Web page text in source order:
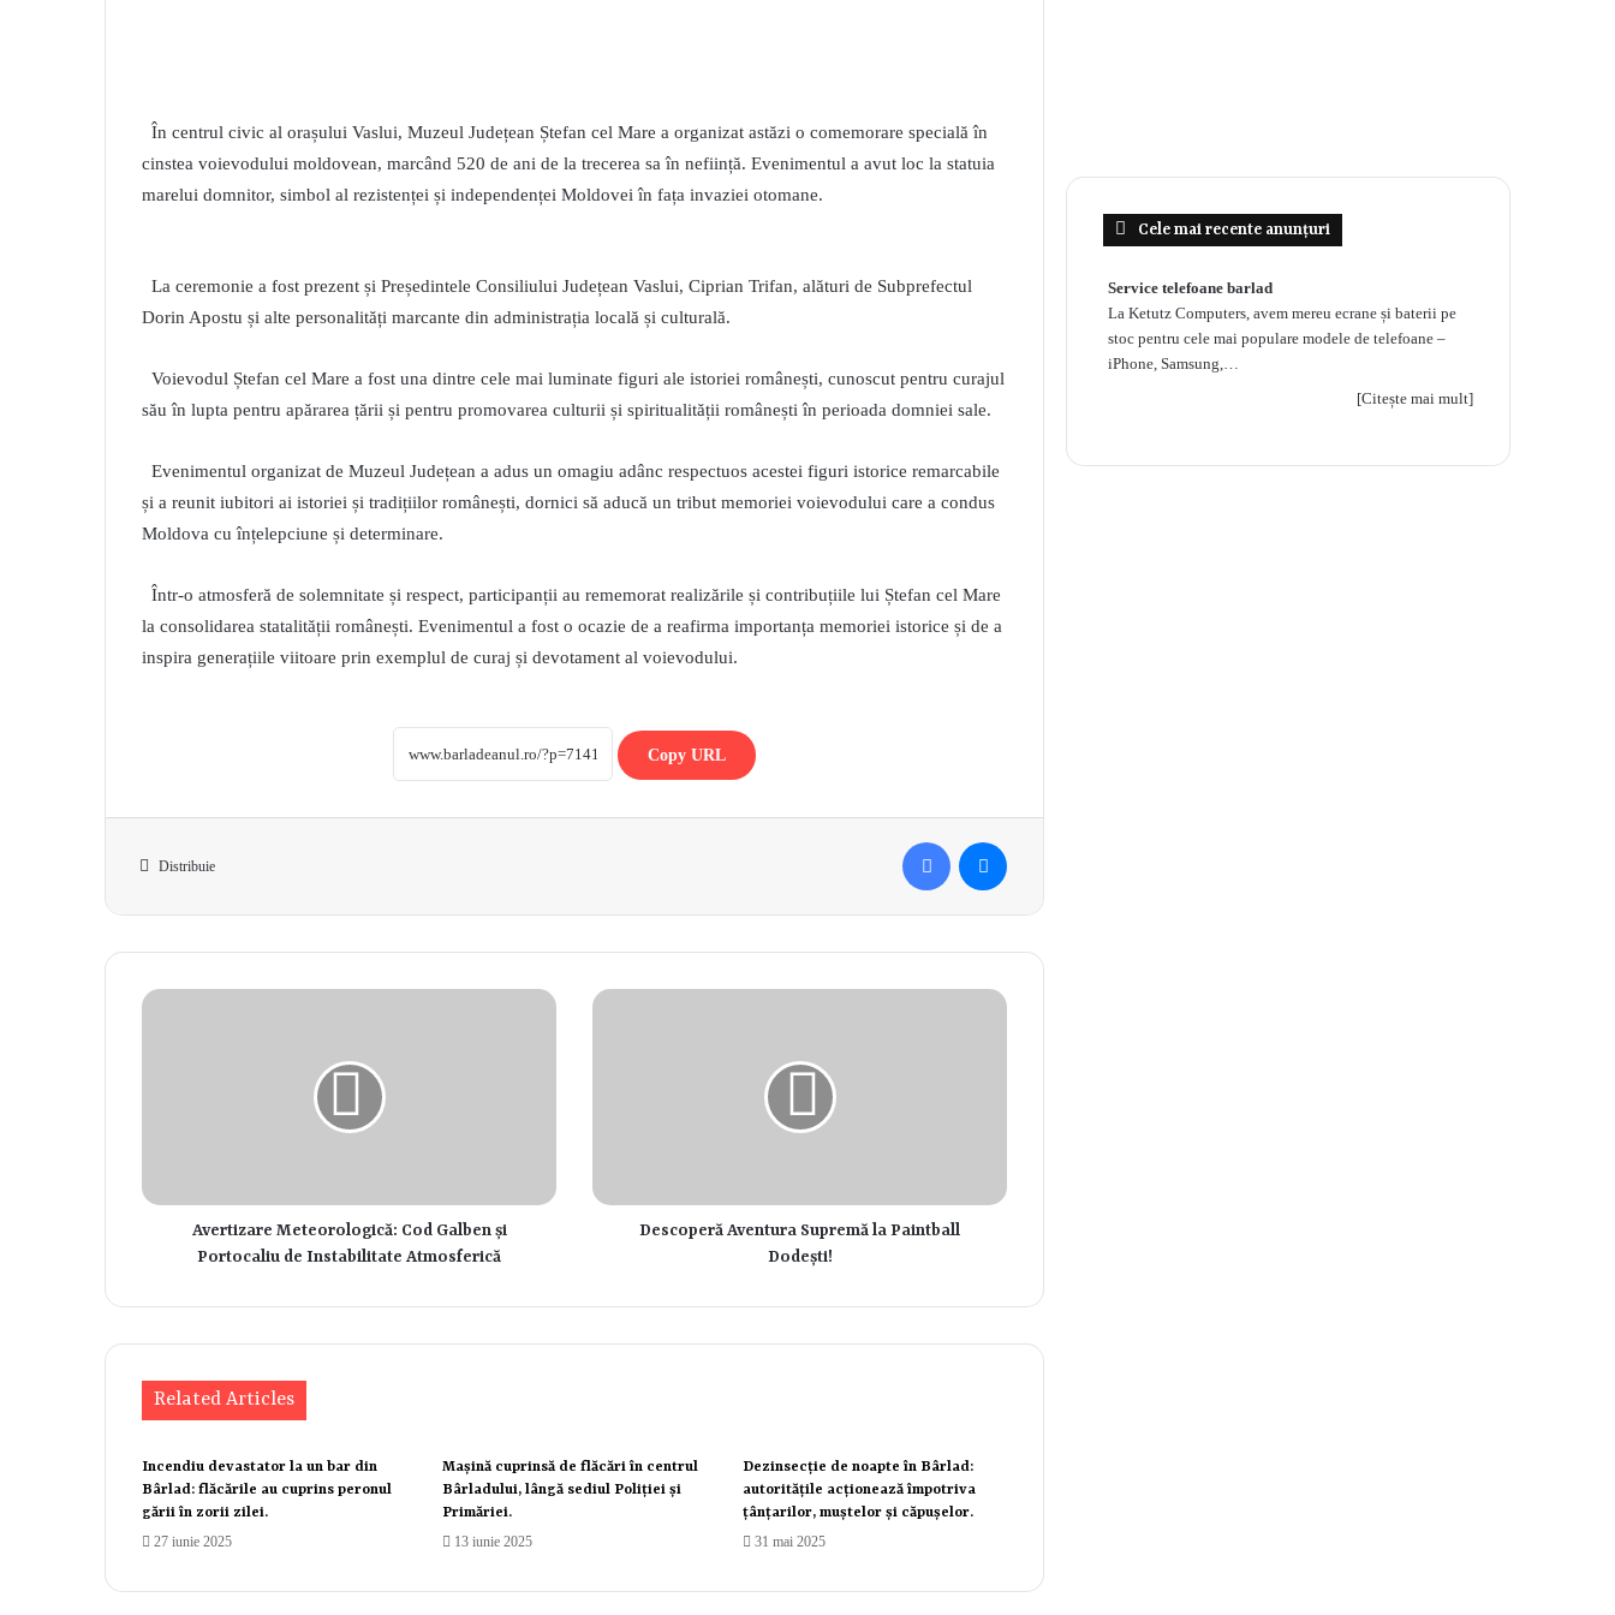
În centrul civic al orașului Vaslui, Muzeul Județean Ștefan cel Mare a organizat astăzi o comemorare specială în
cinstea voievodului moldovean, marcând 520 de ani de la trecerea sa în neființă. Evenimentul a avut loc la statuia
marelui domnitor, simbol al rezistenței și independenței Moldovei în fața invaziei otomane.
La ceremonie a fost prezent și Președintele Consiliului Județean Vaslui, Ciprian Trifan, alături de Subprefectul
Dorin Apostu și alte personalități marcante din administrația locală și culturală.
Voievodul Ștefan cel Mare a fost una dintre cele mai luminate figuri ale istoriei românești, cunoscut pentru curajul
său în lupta pentru apărarea țării și pentru promovarea culturii și spiritualității românești în perioada domniei sale.
Evenimentul organizat de Muzeul Județean a adus un omagiu adânc respectuos acestei figuri istorice remarcabile
și a reunit iubitori ai istoriei și tradițiilor românești, dornici să aducă un tribut memoriei voievodului care a condus
Moldova cu înțelepciune și determinare.
Într-o atmosferă de solemnitate și respect, participanții au rememorat realizările și contribuțiile lui Ștefan cel Mare
la consolidarea statalității românești. Evenimentul a fost o ocazie de a reafirma importanța memoriei istorice și de a
inspira generațiile viitoare prin exemplul de curaj și devotament al voievodului.
Copy URL
Distribuie
Avertizare Meteorologică: Cod Galben și
Portocaliu de Instabilitate Atmosferică
Descoperă Aventura Supremă la Paintball
Dodești!
Related Articles
Incendiu devastator la un bar din
Bârlad: flăcările au cuprins peronul
gării în zorii zilei.
27 iunie 2025
Mașină cuprinsă de flăcări în centrul
Bârladului, lângă sediul Poliției și
Primăriei.
13 iunie 2025
Dezinsecție de noapte în Bârlad:
autoritățile acționează împotriva
țânțarilor, muștelor și căpușelor.
31 mai 2025
Cele mai recente anunțuri
Service telefoane barlad
La Ketutz Computers, avem mereu ecrane și baterii pe
stoc pentru cele mai populare modele de telefoane –
iPhone, Samsung,…
[Citește mai mult]